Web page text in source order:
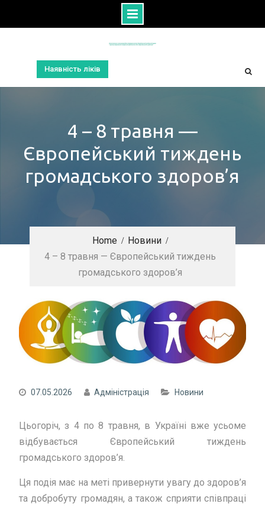
Наявність ліків
4 – 8 травня —
Європейський тиждень
громадського здоров’я
Home
Новини
4 – 8 травня — Європейський тиждень
громадського здоров’я
07.05.2026 Адміністрація Новини
Цьогоріч, з 4по8 травня, в Україні вжеусьоме
відбувається Європейський тиждень
громадського здоров’я.
Ця подія має на меті привернути увагу до здоров’я
та добробуту громадян, а також сприяти співпраці